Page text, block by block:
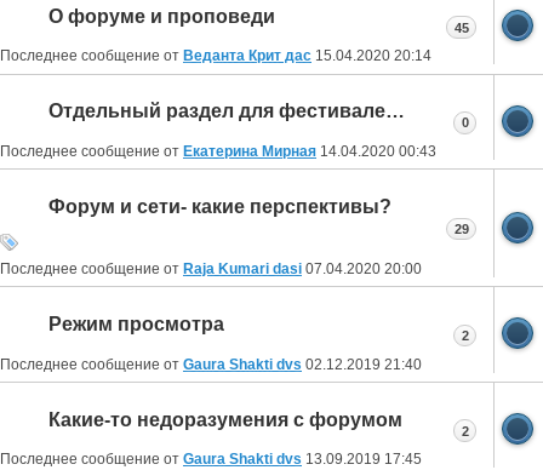
О форуме и проповеди
Последнее сообщение от Веданта Крит дас 15.04.2020 20:14
45
Отдельный раздел для фестивалей ИСККОН на форуме
Последнее сообщение от Екатерина Мирная 14.04.2020 00:43
0
Форум и сети- какие перспективы?
Последнее сообщение от Raja Kumari dasi 07.04.2020 20:00
29
Режим просмотра
Последнее сообщение от Gaura Shakti dvs 02.12.2019 21:40
2
Какие-то недоразумения с форумом
Последнее сообщение от Gaura Shakti dvs 13.09.2019 17:45
2